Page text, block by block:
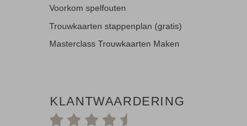
Voorkom spelfouten
Trouwkaarten stappenplan (gratis)
Masterclass Trouwkaarten Maken
KLANTWAARDERING